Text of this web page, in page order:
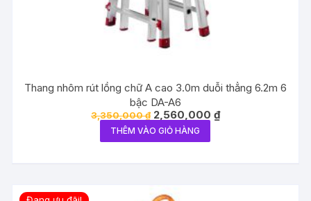
Thang nhôm rút lồng chữ A cao 3.0m duỗi thẳng 6.2m 6
bậc DA-A6
3,350,000₫ Giá
gốc
là:
3,350,000 ₫.
2,560,000 ₫Giá
hiện
THÊM VÀO GIỎ HÀNG